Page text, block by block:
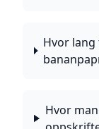
Hvor lang
Hvor